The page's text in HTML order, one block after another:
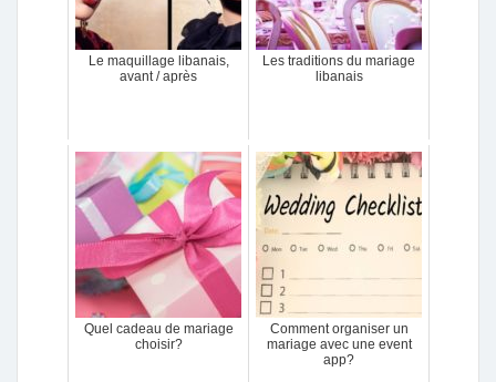
Le maquillage libanais,
avant / après
Les traditions du mariage
libanais
Quel cadeau de mariage
choisir?
Comment organiser un
mariage avec une event
app?